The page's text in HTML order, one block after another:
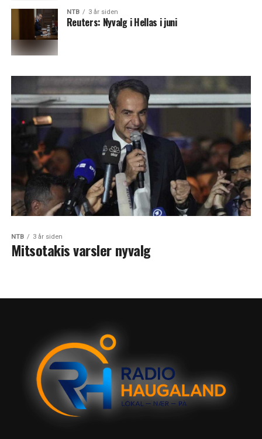
NTB 3 år siden
Reuters: Nyvalg i Hellas i juni
NTB 3 år siden
Mitsotakis varsler nyvalg